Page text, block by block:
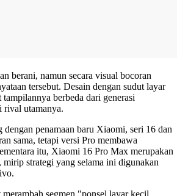
berani, namun secara visual bocoran
tersebut. Desain dengan sudut layar
berbeda dari generasi
rival utamanya.
penamaan baru Xiaomi, seri 16 dan
sama, tetapi versi Pro membawa
itu, Xiaomi 16 Pro Max merupakan
strategi yang selama ini digunakan
segmen "ponsel layar kecil